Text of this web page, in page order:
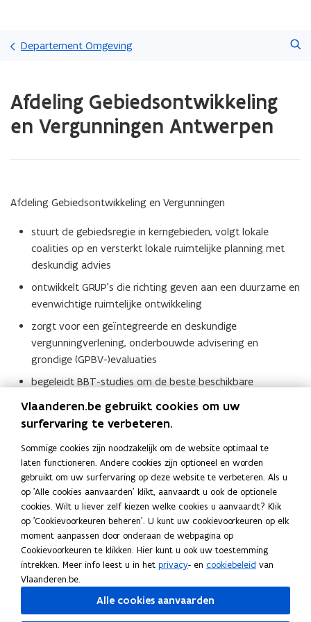
gaan
Departement Omgeving
met
laden.
Gebiedsontwikkeling
Vergunningen
Antwerpen
Afdeling Gebiedsontwikkeling
en Vergunningen Antwerpen
Afdeling Gebiedsontwikkeling en Vergunningen
stuurt de gebiedsregie in kerngebieden, volgt lokale
coalities op en versterkt lokale ruimtelijke planning met
deskundig advies
ontwikkelt GRUP’s die richting geven aan een duurzame en
evenwichtige ruimtelijke ontwikkeling
zorgt voor een geïntegreerde en deskundige
vergunningverlening, onderbouwde advisering en
grondige (GPBV-)evaluaties
begeleidt BBT-studies om de beste beschikbare
omgevingsbeleid.
Contactgegevens
Afdeling Gebiedsontwikkeling en
Vergunningen Antwerpen
E-mail
gva.omgeving@vlaanderen.be
Postadres
Departement Omgeving
Afdeling Gebiedsontwikkeling en Vergunningen
Vlaanderen.be gebruikt cookies om uw
surfervaring te verbeteren.
Sommige cookies zijn noodzakelijk om de website optimaal te
laten functioneren. Andere cookies zijn optioneel en worden
gebruikt om uw surfervaring op deze website te verbeteren. Als u
op 'Alle cookies aanvaarden' klikt, aanvaardt u ook de optionele
cookies. Wilt u liever zelf kiezen welke cookies u aanvaardt? Klik
op 'Cookievoorkeuren beheren'. U kunt uw cookievoorkeuren op elk
moment aanpassen door onderaan de webpagina op
Cookievoorkeuren te klikken. Hier kunt u ook uw toestemming
intrekken. Meer info leest u in het privacy- en cookiebeleid van
Vlaanderen.be.
Alle cookies aanvaarden